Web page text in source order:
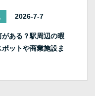
2026-7-7
ある？駅周辺の暇
ットや商業施設ま